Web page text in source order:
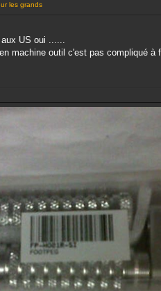
les grands
US oui ......
machine outil c'est pas compliqué à